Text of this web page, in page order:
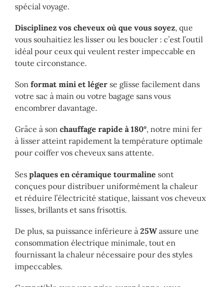
spécial voyage.
Disciplinez vos cheveux où que vous soyez, que
vous souhaitiez les lisser ou les boucler : c’est l’outil
idéal pour ceux qui veulent rester impeccable en
toute circonstance.
Son format mini et léger se glisse facilement dans
votre sac à main ou votre bagage sans vous
encombrer davantage.
Grâce à son chauffage rapide à 180°, notre mini fer
à lisser atteint rapidement la température optimale
pour coiffer vos cheveux sans attente.
Ses plaques en céramique tourmaline sont
conçues pour distribuer uniformément la chaleur
et réduire l’électricité statique, laissant vos cheveux
lisses, brillants et sans frisottis.
De plus, sa puissance inférieure à 25Wassure une
consommation électrique minimale, tout en
fournissant la chaleur nécessaire pour des styles
impeccables.